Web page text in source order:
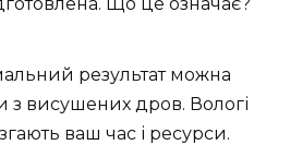
результат можна
з висушених дров. Вологі
ваш час і ресурси.